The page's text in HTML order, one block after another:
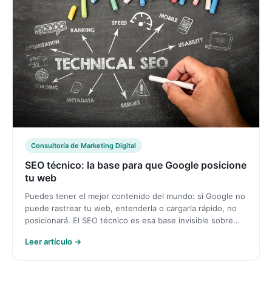
Consultoría de Marketing Digital
SEO técnico: la base para que Google posicione
tu web
Puedes tener el mejor contenido del mundo: si Google no
puede rastrear tu web, entenderla o cargarla rápido, no
posicionará. El SEO técnico es esa base invisible sobre…
Leer artículo →